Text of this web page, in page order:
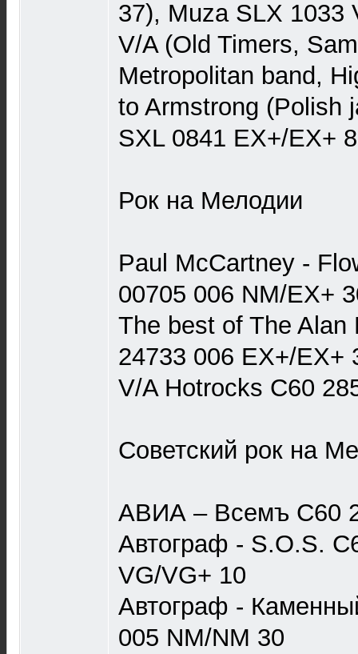
37), Muza SLX 1033
V/A (Old Timers,
Metropolitan band,
to Armstrong (Polish
SXL 0841 EX+/EX+
Рок на Мелодии
Paul McCartney -
00705 006 NM/EX+
The best of The
24733 006 EX+/EX+
V/A Hotrocks С60
Советский рок на
АВИА – Всемъ С60
Автограф - S.O.S.
VG/VG+ 10
Автограф -
005 NM/NM 30